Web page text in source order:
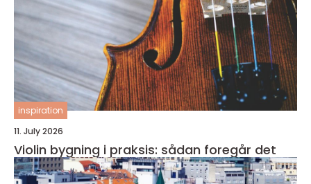
inspiration
11. July 2026
Violin bygning i praksis: sådan foregår det